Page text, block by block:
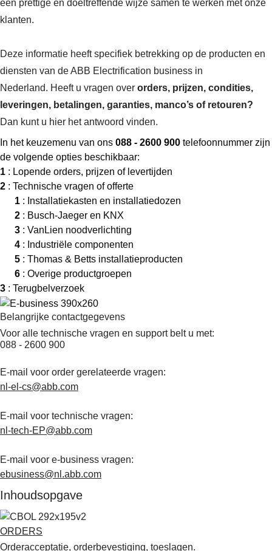
Suggestions
Products
See more products
0
een prettige en doeltreffende wijze samen te werken met onze
klanten.
Deze informatie heeft specifiek betrekking op de producten en
diensten van de ABB Electrification business in
Nederland. Heeft u vragen over orders, prijzen, condities,
leveringen, betalingen, garanties, manco’s of retouren?
Dan kunt u hier het antwoord vinden.
In het keuzemenu van ons 088 - 2600 900 telefoonnummer zijn
de volgende opties beschikbaar:
1 : Lopende orders, prijzen of levertijden
2 : Technische vragen of offerte
1 : Installatiekasten en installatiedozen
2 : Busch-Jaeger en KNX
3 : VanLien noodverlichting
4 : Industriële componenten
5 : Thomas & Betts installatieproducten
6 : Overige productgroepen
3 : Terugbelverzoek
Belangrijke contactgegevens
Voor alle technische vragen en support belt u met:
088 - 2600 900
E-mail voor order gerelateerde vragen:
nl-el-cs@abb.com
E-mail voor technische vragen:
nl-tech-EP@abb.com
E-mail voor e-business vragen:
ebusiness@nl.abb.com
Inhoudsopgave
ORDERS
Orderacceptatie, orderbevestiging, toeslagen.